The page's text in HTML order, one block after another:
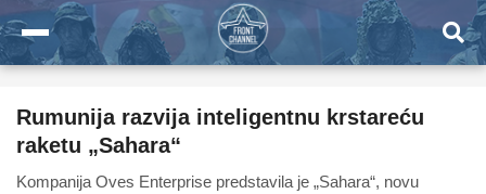
Rumunija razvija inteligentnu krstareću
raketu „Sahara“
Kompanija Oves Enterprise predstavila je „Sahara“, novu